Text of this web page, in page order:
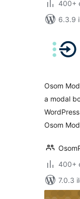
400+
6.3.9
Osom
a modal
Osom
400+
7.0.3